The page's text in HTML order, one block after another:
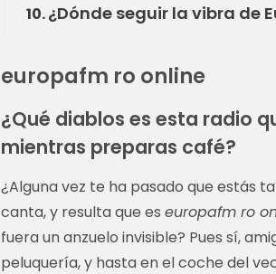
10.¿Dónde seguir la vibra de
europafm ro online
¿Qué diablos es esta radio
mientras preparas café?
¿Alguna vez te ha pasado que estás
canta, y resulta que es europafm ro
fuera un anzuelo invisible? Pues sí,
peluquería, y hasta en el coche del